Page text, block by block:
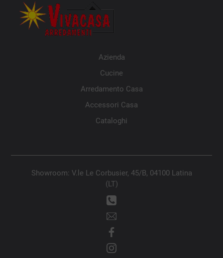
Azienda
Cucine
Arredamento Casa
Accessori Casa
Cataloghi
Showroom: V.le Le Corbusier, 45/B, 04100 Latina
(LT)